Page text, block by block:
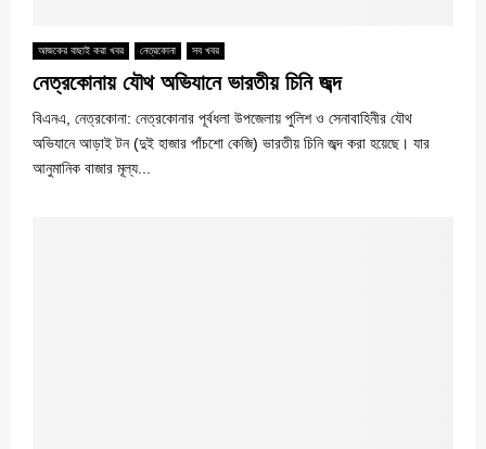
আজকের বাছাই করা খবর নেত্রকোনা সব খবর
নেত্রকোনায় যৌথ অভিযানে ভারতীয় চিনি জব্দ
বিএনএ, নেত্রকোনা: নেত্রকোনার পূর্বধলা উপজেলায় পুলিশ ও সেনাবাহিনীর যৌথ
অভিযানে আড়াই টন (দুই হাজার পাঁচশো কেজি) ভারতীয় চিনি জব্দ করা হয়েছে। যার
আনুমানিক বাজার মূল্য...